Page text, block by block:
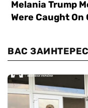
ВАС